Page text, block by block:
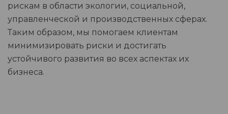
рискам в области экологии, социальной,
управленческой и производственных сферах.
Таким образом, мы помогаем клиентам
минимизировать риски и достигать
устойчивого развития во всех аспектах их
бизнеса.